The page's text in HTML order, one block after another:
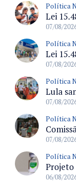
Política
07/08/
Política
07/08/
Política
07/08/
Política
07/08/
Política
06/08/